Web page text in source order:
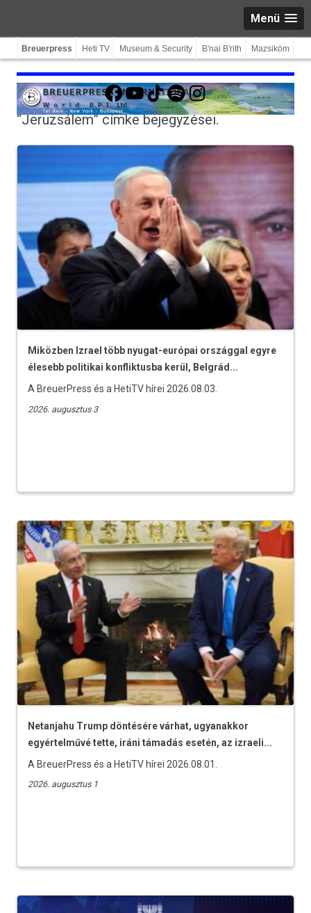
Menü
Breuerpress Heti TV Museum & Security B'nai B'rith Mazsiköm
Facebook
YouTube
TikTokSpotifyInstagram
“Jeruzsálem”címke bejegyzései.
Miközben Izrael több nyugat-európai országgal egyre
élesebb politikai konfliktusba kerül, Belgrád...
A BreuerPress és a HetiTV hírei 2026.08.03.
2026. augusztus 3
Netanjahu Trump döntésére várhat, ugyanakkor
egyértelművé tette, iráni támadás esetén, az izraeli...
A BreuerPress és a HetiTV hírei 2026.08.01.
2026. augusztus 1